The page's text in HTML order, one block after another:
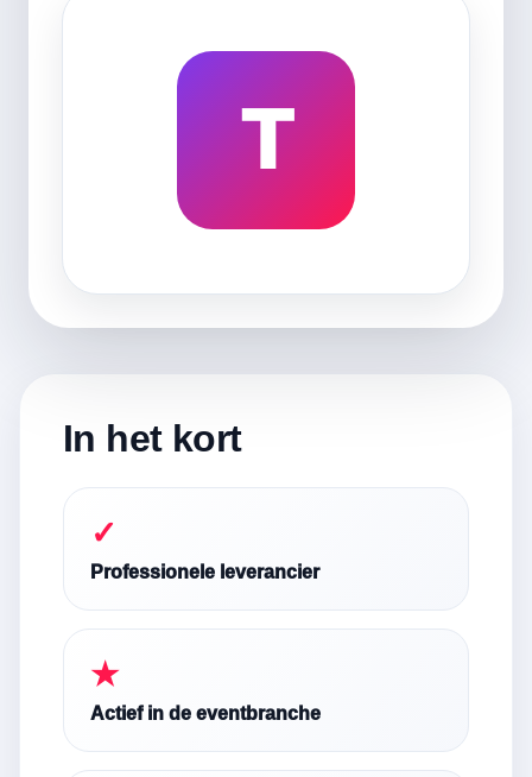
T
In het kort
✓
Professionele leverancier
★
Actief in de eventbranche